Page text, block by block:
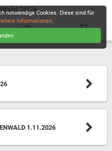
2026
1.11.2026
notwendige Cookies. Diese sind für
Informationen.